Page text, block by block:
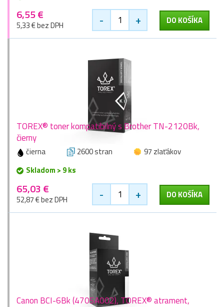
6,55 €
5,33 € bez DPH - + DO KOŠÍKA
TOREX® toner kompatibilný s Brother TN-2120Bk,
čierny
čierna 2600 stran
97 zlaťákov
Skladom > 9 ks
65,03 €
52,87 € bez DPH - + DO KOŠÍKA
Canon BCI-6Bk (4705A002), TOREX® atrament,